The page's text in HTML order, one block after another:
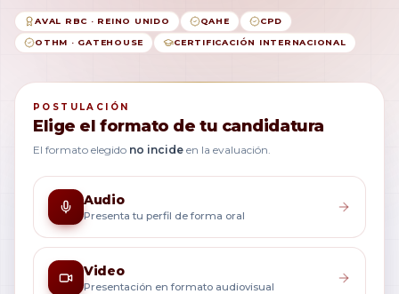
AVAL RBC · REINO UNIDO QAHE CPD
OTHM · GATEHOUSE CERTIFICACIÓN INTERNACIONAL
POSTULACIÓN
Elige el formato de tu candidatura
El formato elegido no incide en la evaluación.
Audio
Presenta tu perfil de forma oral
Video
Presentación en formato audiovisual